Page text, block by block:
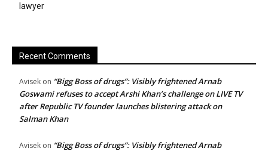
lawyer
Recent Comments
Avisek on “Bigg Boss of drugs”: Visibly frightened Arnab
Goswami refuses to accept Arshi Khan’s challenge on LIVE TV
after Republic TV founder launches blistering attack on
Salman Khan
Avisek on “Bigg Boss of drugs”: Visibly frightened Arnab